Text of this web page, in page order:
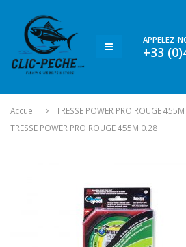
APPELEZ-
+33
Accueil
TRESSE POWER PRO ROUGE
TRESSE POWER PRO ROUGE 455M 0.28